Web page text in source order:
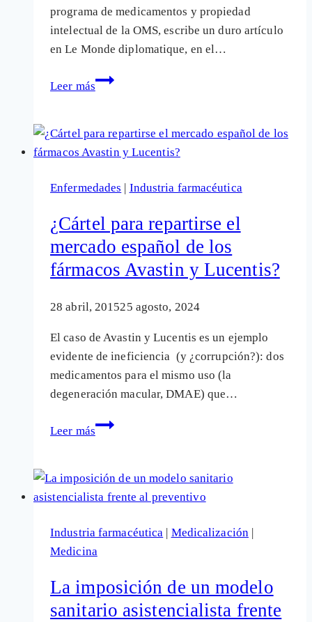
programa de medicamentos y propiedad
intelectual de la OMS, escribe un duro artículo
en Le Monde diplomatique, en el…
Leer más
La
la
Organización
de
Salud
¿el
principio
su
Enfermedades | Industria farmacéutica
¿Cártel para repartirse el
mercado español de los
fármacos Avastin y Lucentis?
28 abril, 201525 agosto, 2024
El caso de Avastin y Lucentis es un ejemplo
evidente de ineficiencia (y ¿corrupción?): dos
medicamentos para el mismo uso (la
degeneración macular, DMAE) que…
Leer más
¿Cártel
el
mercado
de
los
Avastin
y
Industria farmacéutica | Medicalización |
Medicina
La imposición de un modelo
sanitario asistencialista frente